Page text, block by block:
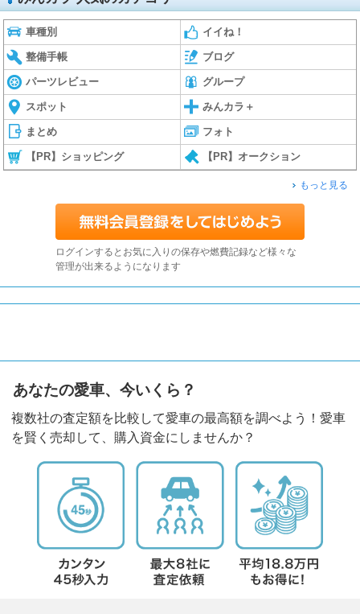
車種別 イイね！
整備手帳 ブログ
パーツレビュー グループ
スポット みんカラ＋
まとめ フォト
【PR】ショッピング 【PR】オークション
もっと見る
ログインするとお気に入りの保存や燃費記録など様々な
管理が出来るようになります
あなたの愛車、今いくら？
複数社の査定額を比較して愛車の最高額を調べよう！愛車
を賢く売却して、購入資金にしませんか？